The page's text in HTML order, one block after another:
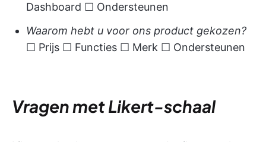
Dashboard ☐ Ondersteunen
Waarom hebt u voor ons product gekozen?
☐ Prijs ☐ Functies ☐ Merk ☐ Ondersteunen
Vragen met Likert-schaal